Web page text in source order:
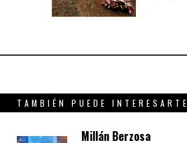
TAMBIÉN PUEDE INTERESARTE
Millán Berzosa